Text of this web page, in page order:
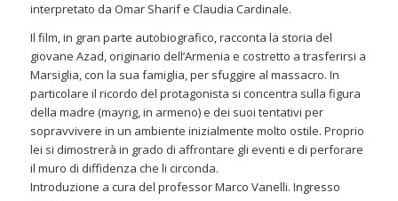
interpretato da Omar Sharif e Claudia Cardinale.
Il film, in gran parte autobiografico, racconta la storia del
giovane Azad, originario dell’Armenia e costretto a trasferirsi a
Marsiglia, con la sua famiglia, per sfuggire al massacro. In
particolare il ricordo del protagonista si concentra sulla figura
della madre (mayrig, in armeno) e dei suoi tentativi per
sopravvivere in un ambiente inizialmente molto ostile. Proprio
lei si dimostrerà in grado di affrontare gli eventi e di perforare
il muro di diffidenza che li circonda.
Introduzione a cura del professor Marco Vanelli. Ingresso